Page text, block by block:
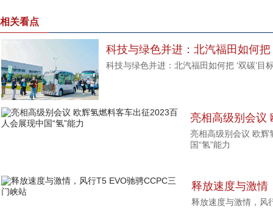
相关看点
科技与绿色并进：北汽福田如何把
生产力
科技与绿色并进：北汽福田如何把 ‘双碳’目
亮相高级别会议
会展现中国“氢”
亮相高级别会议 欧辉
国“氢”能力
释放速度与激情
峡站
释放速度与激情，风